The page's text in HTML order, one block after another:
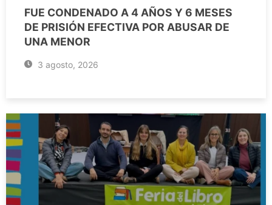
FUE CONDENADO A 4 AÑOS Y 6 MESES
DE PRISIÓN EFECTIVA POR ABUSAR DE
UNA MENOR
3 agosto, 2026